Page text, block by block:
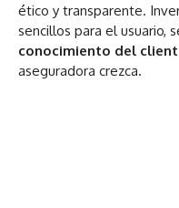
ético y transparente.
sencillos para el usuario,
conocimiento del
aseguradora crezca.